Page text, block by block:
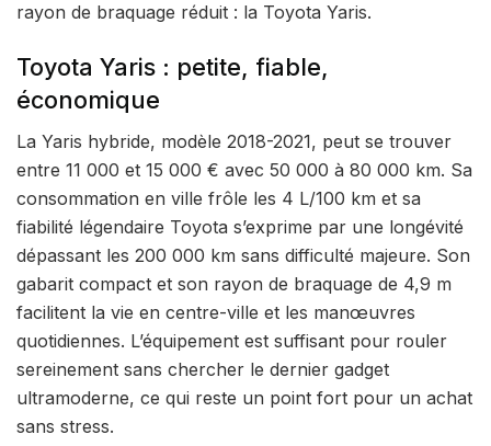
rayon de braquage réduit : la Toyota Yaris.
Toyota Yaris : petite, fiable,
économique
La Yaris hybride, modèle 2018-2021, peut se trouver
entre 11 000 et 15 000 € avec 50 000 à 80 000 km. Sa
consommation en ville frôle les 4 L/100 km et sa
fiabilité légendaire Toyota s’exprime par une longévité
dépassant les 200 000 km sans difficulté majeure. Son
gabarit compact et son rayon de braquage de 4,9 m
facilitent la vie en centre-ville et les manœuvres
quotidiennes. L’équipement est suffisant pour rouler
sereinement sans chercher le dernier gadget
ultramoderne, ce qui reste un point fort pour un achat
sans stress.